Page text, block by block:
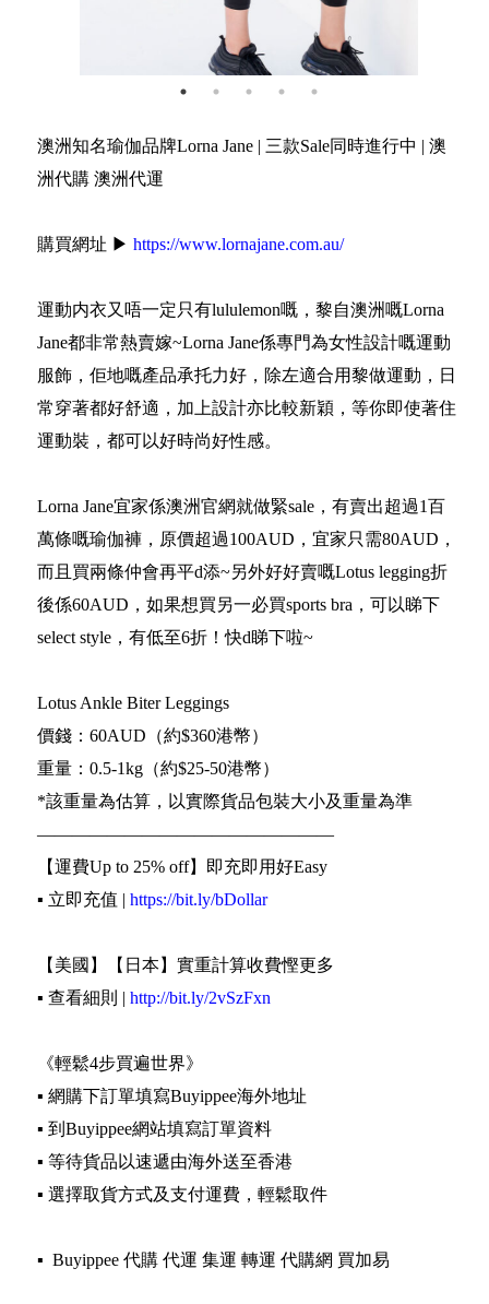
澳洲知名瑜伽品牌Lorna Jane | 三款Sale同時進行中 | 澳
洲代購 澳洲代運
購買網址 ▶ https://www.lornajane.com.au/
運動内衣又唔一定只有lululemon嘅，黎自澳洲嘅Lorna
Jane都非常熱賣嫁~Lorna Jane係專門為女性設計嘅運動
服飾，佢地嘅產品承托力好，除左適合用黎做運動，日
常穿著都好舒適，加上設計亦比較新穎，等你即使著住
運動裝，都可以好時尚好性感。
Lorna Jane宜家係澳洲官網就做緊sale，有賣出超過1百
萬條嘅瑜伽褲，原價超過100AUD，宜家只需80AUD，
而且買兩條仲會再平d添~另外好好賣嘅Lotus legging折
後係60AUD，如果想買另一必買sports bra，可以睇下
select style，有低至6折！快d睇下啦~
Lotus Ankle Biter Leggings
價錢：60AUD（約$360港幣）
重量：0.5-1kg（約$25-50港幣）
*該重量為估算，以實際貨品包裝大小及重量為準
—————————————————
【運費Up to 25% off】即充即用好Easy
▪️ 立即充值 | https://bit.ly/bDollar
【美國】【日本】實重計算收費慳更多
▪️ 查看細則 | http://bit.ly/2vSzFxn
《輕鬆4步買遍世界》
▪️ 網購下訂單填寫Buyippee海外地址
▪️ 到Buyippee網站填寫訂單資料
▪️ 等待貨品以速遞由海外送至香港
▪️ 選擇取貨方式及支付運費，輕鬆取件
▪️ Buyippee 代購 代運 集運 轉運 代購網 買加易